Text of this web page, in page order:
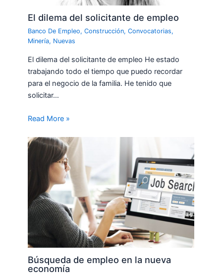
El dilema del solicitante de empleo
Banco De Empleo,Construcción,Convocatorias,
Minería, Nuevas
El dilema del solicitante de empleo He estado
trabajando todo el tiempo que puedo recordar
para el negocio de la familia. He tenido que
solicitar…
Read More »
Búsqueda de empleo en la nueva
economía